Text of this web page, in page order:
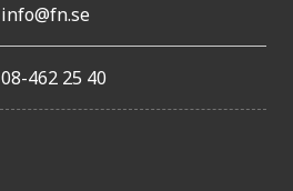
info@fn.se
08-462 25 40